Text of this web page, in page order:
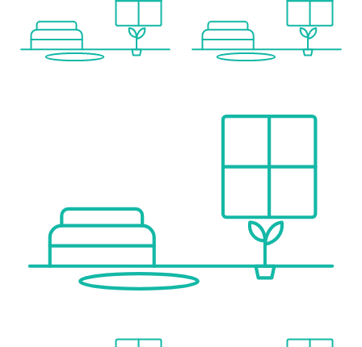
Straßenbahn <325m
Bahnhof <75m
Autobahnanschluss <1.725m